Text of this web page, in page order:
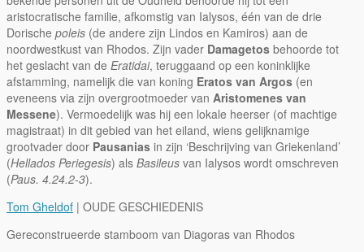
aristocratische familie, afkomstig van Ialysos, één van de drie
Dorische poleis (de andere zijn Lindos en Kamiros) aan de
noordwestkust van Rhodos. Zijn vader Damagetos behoorde tot
het geslacht van de Eratidai, teruggaand op een koninklijke
afstamming, namelijk die van koning Eratos van Argos (en
eveneens via zijn overgrootmoeder van Aristomenes van
Messene). Vermoedelijk was hij een lokale heerser (of machtige
magistraat) in dit gebied van het eiland, wiens gelijknamige
grootvader door Pausanias in zijn ‘Beschrijving van Griekenland’
(Hellados Periegesis) als Basileus van Ialysos wordt omschreven
(Paus. 4.24.2-3).
Tom Gheldof | OUDE GESCHIEDENIS
Gereconstrueerde stamboom van Diagoras van Rhodos